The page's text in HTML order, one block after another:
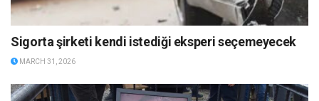
Sigorta şirketi kendi istediği eksperi seçemeyecek
MARCH 31, 2026